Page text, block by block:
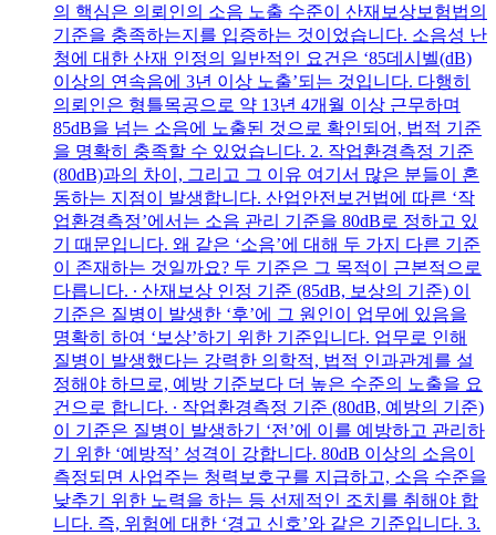
의 핵심은 의뢰인의 소음 노출 수준이 산재보상보험법의
기준을 충족하는지를 입증하는 것이었습니다. 소음성 난
청에 대한 산재 인정의 일반적인 요건은 ‘85데시벨(dB)
이상의 연속음에 3년 이상 노출’되는 것입니다. 다행히
의뢰인은 형틀목공으로 약 13년 4개월 이상 근무하며
85dB을 넘는 소음에 노출된 것으로 확인되어, 법적 기준
을 명확히 충족할 수 있었습니다. 2. 작업환경측정 기준
(80dB)과의 차이, 그리고 그 이유 여기서 많은 분들이 혼
동하는 지점이 발생합니다. 산업안전보건법에 따른 ‘작
업환경측정’에서는 소음 관리 기준을 80dB로 정하고 있
기 때문입니다. 왜 같은 ‘소음’에 대해 두 가지 다른 기준
이 존재하는 것일까요? 두 기준은 그 목적이 근본적으로
다릅니다. ∙ 산재보상 인정 기준 (85dB, 보상의 기준) 이
기준은 질병이 발생한 ‘후’에 그 원인이 업무에 있음을
명확히 하여 ‘보상’하기 위한 기준입니다. 업무로 인해
질병이 발생했다는 강력한 의학적, 법적 인과관계를 설
정해야 하므로, 예방 기준보다 더 높은 수준의 노출을 요
건으로 합니다. ∙ 작업환경측정 기준 (80dB, 예방의 기준)
이 기준은 질병이 발생하기 ‘전’에 이를 예방하고 관리하
기 위한 ‘예방적’ 성격이 강합니다. 80dB 이상의 소음이
측정되면 사업주는 청력보호구를 지급하고, 소음 수준을
낮추기 위한 노력을 하는 등 선제적인 조치를 취해야 합
니다. 즉, 위험에 대한 ‘경고 신호’와 같은 기준입니다. 3.